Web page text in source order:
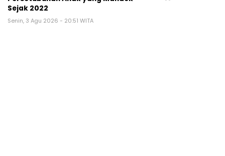
Sejak 2022
Senin, 3 Agu 2026 - 20:51 WITA